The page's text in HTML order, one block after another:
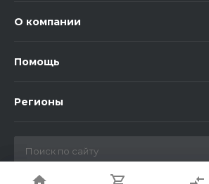
О компании
Помощь
Регионы